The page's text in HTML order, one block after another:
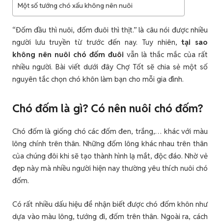
Một số tướng chó xấu không nên nuôi
“Đốm đầu thì nuôi, đốm đuôi thì thịt.” là câu nói được nhiều
người lưu truyền từ trước đến nay. Tuy nhiên,tại sao
không nên nuôi chó đốm đuôi vẫn là thắc mắc của rất
nhiều người. Bài viết dưới đây Chợ Tốt sẽ chia sẻ một số
nguyên tắc chọn chó khôn làm bạn cho mỗi gia đình.
Chó đốm là gì? Có nên nuôi chó đốm?
Chó đốm là giống chó các đốm đen, trắng,… khác với màu
lông chính trên thân. Những đốm lông khác nhau trên thân
của chúng đôi khi sẽ tạo thành hình lạ mắt, độc đáo. Nhờ vẻ
đẹp này mà nhiều người hiện nay thường yêu thích nuôi chó
đốm.
Có rất nhiều dấu hiệu để nhận biết được chó đốm khôn như
dựa vào màu lông, tướng đi, đốm trên thân. Ngoài ra, cách